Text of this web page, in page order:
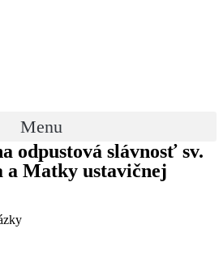
Menu
odpustová slávnosť sv.
a Matky ustavičnej